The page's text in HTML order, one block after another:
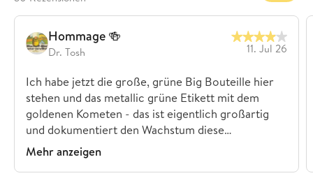
Hommage 🍻
Dr. Tosh 11. Jul 26
Ich habe jetzt die große, grüne Big Bouteille hier
stehen und das metallic grüne Etikett mit dem
goldenen Kometen - das ist eigentlich großartig
und dokumentiert den Wachstum diese…
Mehr anzeigen